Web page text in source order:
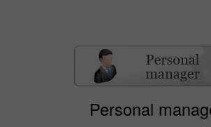
Personal